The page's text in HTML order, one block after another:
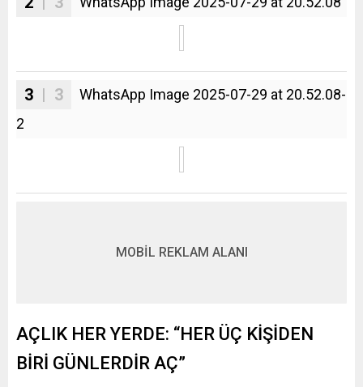
3 | 3
WhatsApp Image 2025-07-29 at 20.52.08-
2
MOBİL REKLAM ALANI
AÇLIK HER YERDE: “HER ÜÇ KİŞİDEN
BİRİ GÜNLERDİR AÇ”